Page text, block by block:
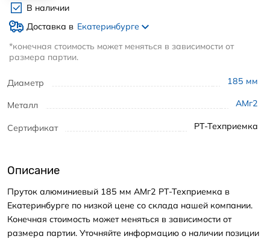
Диаметр 185 мм
Металл АМг2
Сертификат РТ-Техприемка
В наличии
Доставка в Екатеринбурге
*конечная стоимость может меняться в зависимости от
размера партии.
Описание
Пруток алюминиевый 185 мм АМг2 РТ-Техприемка в
Екатеринбурге по низкой цене со склада нашей компании.
Конечная стоимость может меняться в зависимости от
размера партии. Уточняйте информацию о наличии позиции